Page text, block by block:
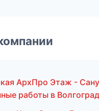
АрхПро Этаж -
работы в Волгоград